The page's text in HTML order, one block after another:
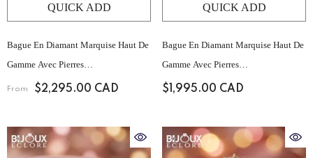
QUICK ADD
Bague En Diamant Marquise Haut De
Gamme Avec Pierres
D'accompagnement Baguette
From $2,295.00 CAD
QUICK ADD
Bague En Diamant Marquise Haut De
Gamme Avec Pierres
D'accompagnement Baguette
$1,995.00 CAD